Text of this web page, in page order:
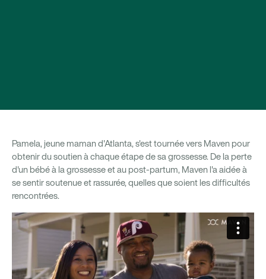
Pamela, jeune maman d'Atlanta, s'est tournée vers Maven pour
obtenir du soutien à chaque étape de sa grossesse. De la perte
d'un bébé à la grossesse et au post-partum, Maven l'a aidée à
se sentir soutenue et rassurée, quelles que soient les difficultés
rencontrées.